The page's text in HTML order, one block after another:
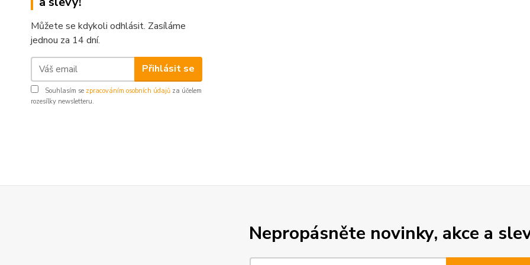
Můžete se kdykoli odhlásit. Zasíláme
jednou za 14 dní.
Přihlásit se
Souhlasím se zpracováním osobních údajů za účelem
rozesílky newsletteru.
Nepropásněte novinky, akce a